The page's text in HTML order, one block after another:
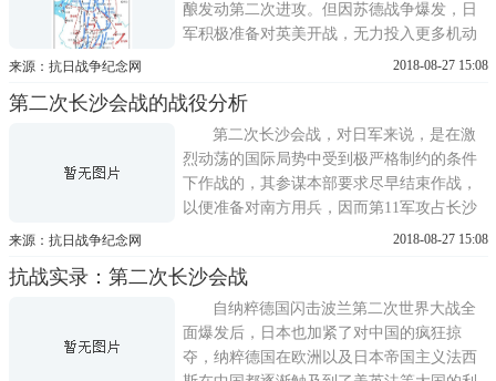
酿发动第二次进攻。但因苏德战争爆发，日
军积极准备对英美开战，无力投入更多机动
兵力，被迫缩小规模，仅将目的定为予9战区
会战经验制定了反击作战计划。9月，日军发
动进攻，强渡新墙河。由于9战区出现指挥失
误，下达作战命令的无线电...
来源：抗日战争纪念网 2018-08-27 15:08
第二次长沙会战的战役分析
第二次长沙会战，对日军来说，是在激
烈动荡的国际局势中受到极严格制约的条件
下作战的，其参谋本部要求尽早结束作战，
以便准备对南方用兵，因而第11军攻占长沙
仅2天便迅速返转，退回原防。中国军政当局
取得了第二次长沙大捷，以此鼓舞士气、民
心，维护国际形象。从政治角度看，中国军
政当局这样做是可以理解的。事...
来源：抗日战争纪念网 2018-08-27 15:08
抗战实录：第二次长沙会战
自纳粹德国闪击波兰第二次世界大战全
面爆发后，日本也加紧了对中国的疯狂掠
夺，纳粹德国在欧洲以及日本帝国主义法西